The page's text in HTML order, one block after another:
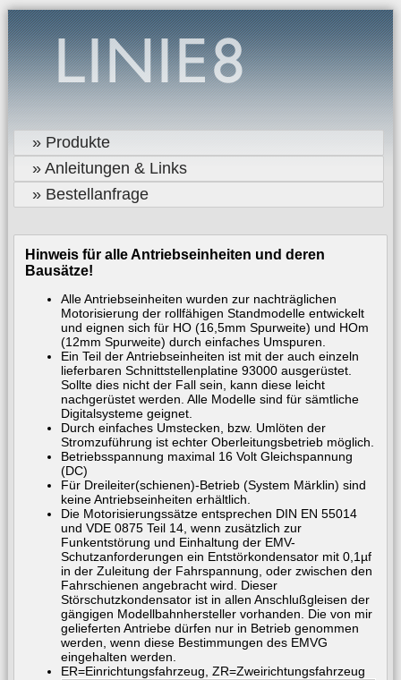
» Produkte
» Anleitungen & Links
» Bestellanfrage
Hinweis für alle Antriebseinheiten und deren
Bausätze!
Alle Antriebseinheiten wurden zur nachträglichen
Motorisierung der rollfähigen Standmodelle entwickelt
und eignen sich für HO (16,5mm Spurweite) und HOm
(12mm Spurweite) durch einfaches Umspuren.
Ein Teil der Antriebseinheiten ist mit der auch einzeln
lieferbaren Schnittstellenplatine 93000 ausgerüstet.
Sollte dies nicht der Fall sein, kann diese leicht
nachgerüstet werden. Alle Modelle sind für sämtliche
Digitalsysteme geignet.
Durch einfaches Umstecken, bzw. Umlöten der
Stromzuführung ist echter Oberleitungsbetrieb möglich.
Betriebsspannung maximal 16 Volt Gleichspannung
(DC)
Für Dreileiter(schienen)-Betrieb (System Märklin) sind
keine Antriebseinheiten erhältlich.
Die Motorisierungssätze entsprechen DIN EN 55014
und VDE 0875 Teil 14, wenn zusätzlich zur
Funkentstörung und Einhaltung der EMV-
Schutzanforderungen ein Entstörkondensator mit 0,1µf
in der Zuleitung der Fahrspannung, oder zwischen den
Fahrschienen angebracht wird. Dieser
Störschutzkondensator ist in allen Anschlußgleisen der
gängigen Modellbahnhersteller vorhanden. Die von mir
gelieferten Antriebe dürfen nur in Betrieb genommen
werden, wenn diese Bestimmungen des EMVG
eingehalten werden.
ER=Einrichtungsfahrzeug, ZR=Zweirichtungsfahrzeug